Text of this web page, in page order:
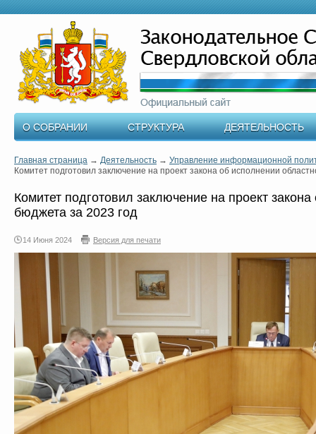
О СОБРАНИИ СТРУКТУРА ДЕЯТЕЛЬНОСТЬ
Главная страница → Деятельность → Управление информационной
Комитет подготовил заключение на проект закона об исполнении
Комитет подготовил заключение на проект
бюджета за 2023 год
14 Июня 2024 Версия для печати